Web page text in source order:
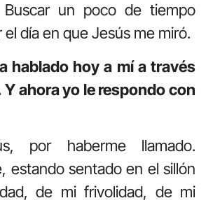
Buscar un poco de tiempo
el día en que Jesús me miró.
hablado hoy a mí a través
Y ahora yo le respondo con
por haberme llamado.
estando sentado en el sillón
de mi frivolidad, de mi